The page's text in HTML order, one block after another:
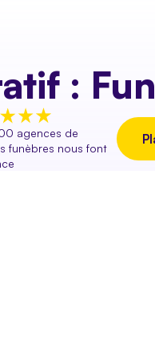
:
agences de
funèbres nous font